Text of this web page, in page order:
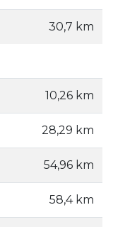
30,7 km
10,26 km
28,29 km
54,96 km
58,4 km